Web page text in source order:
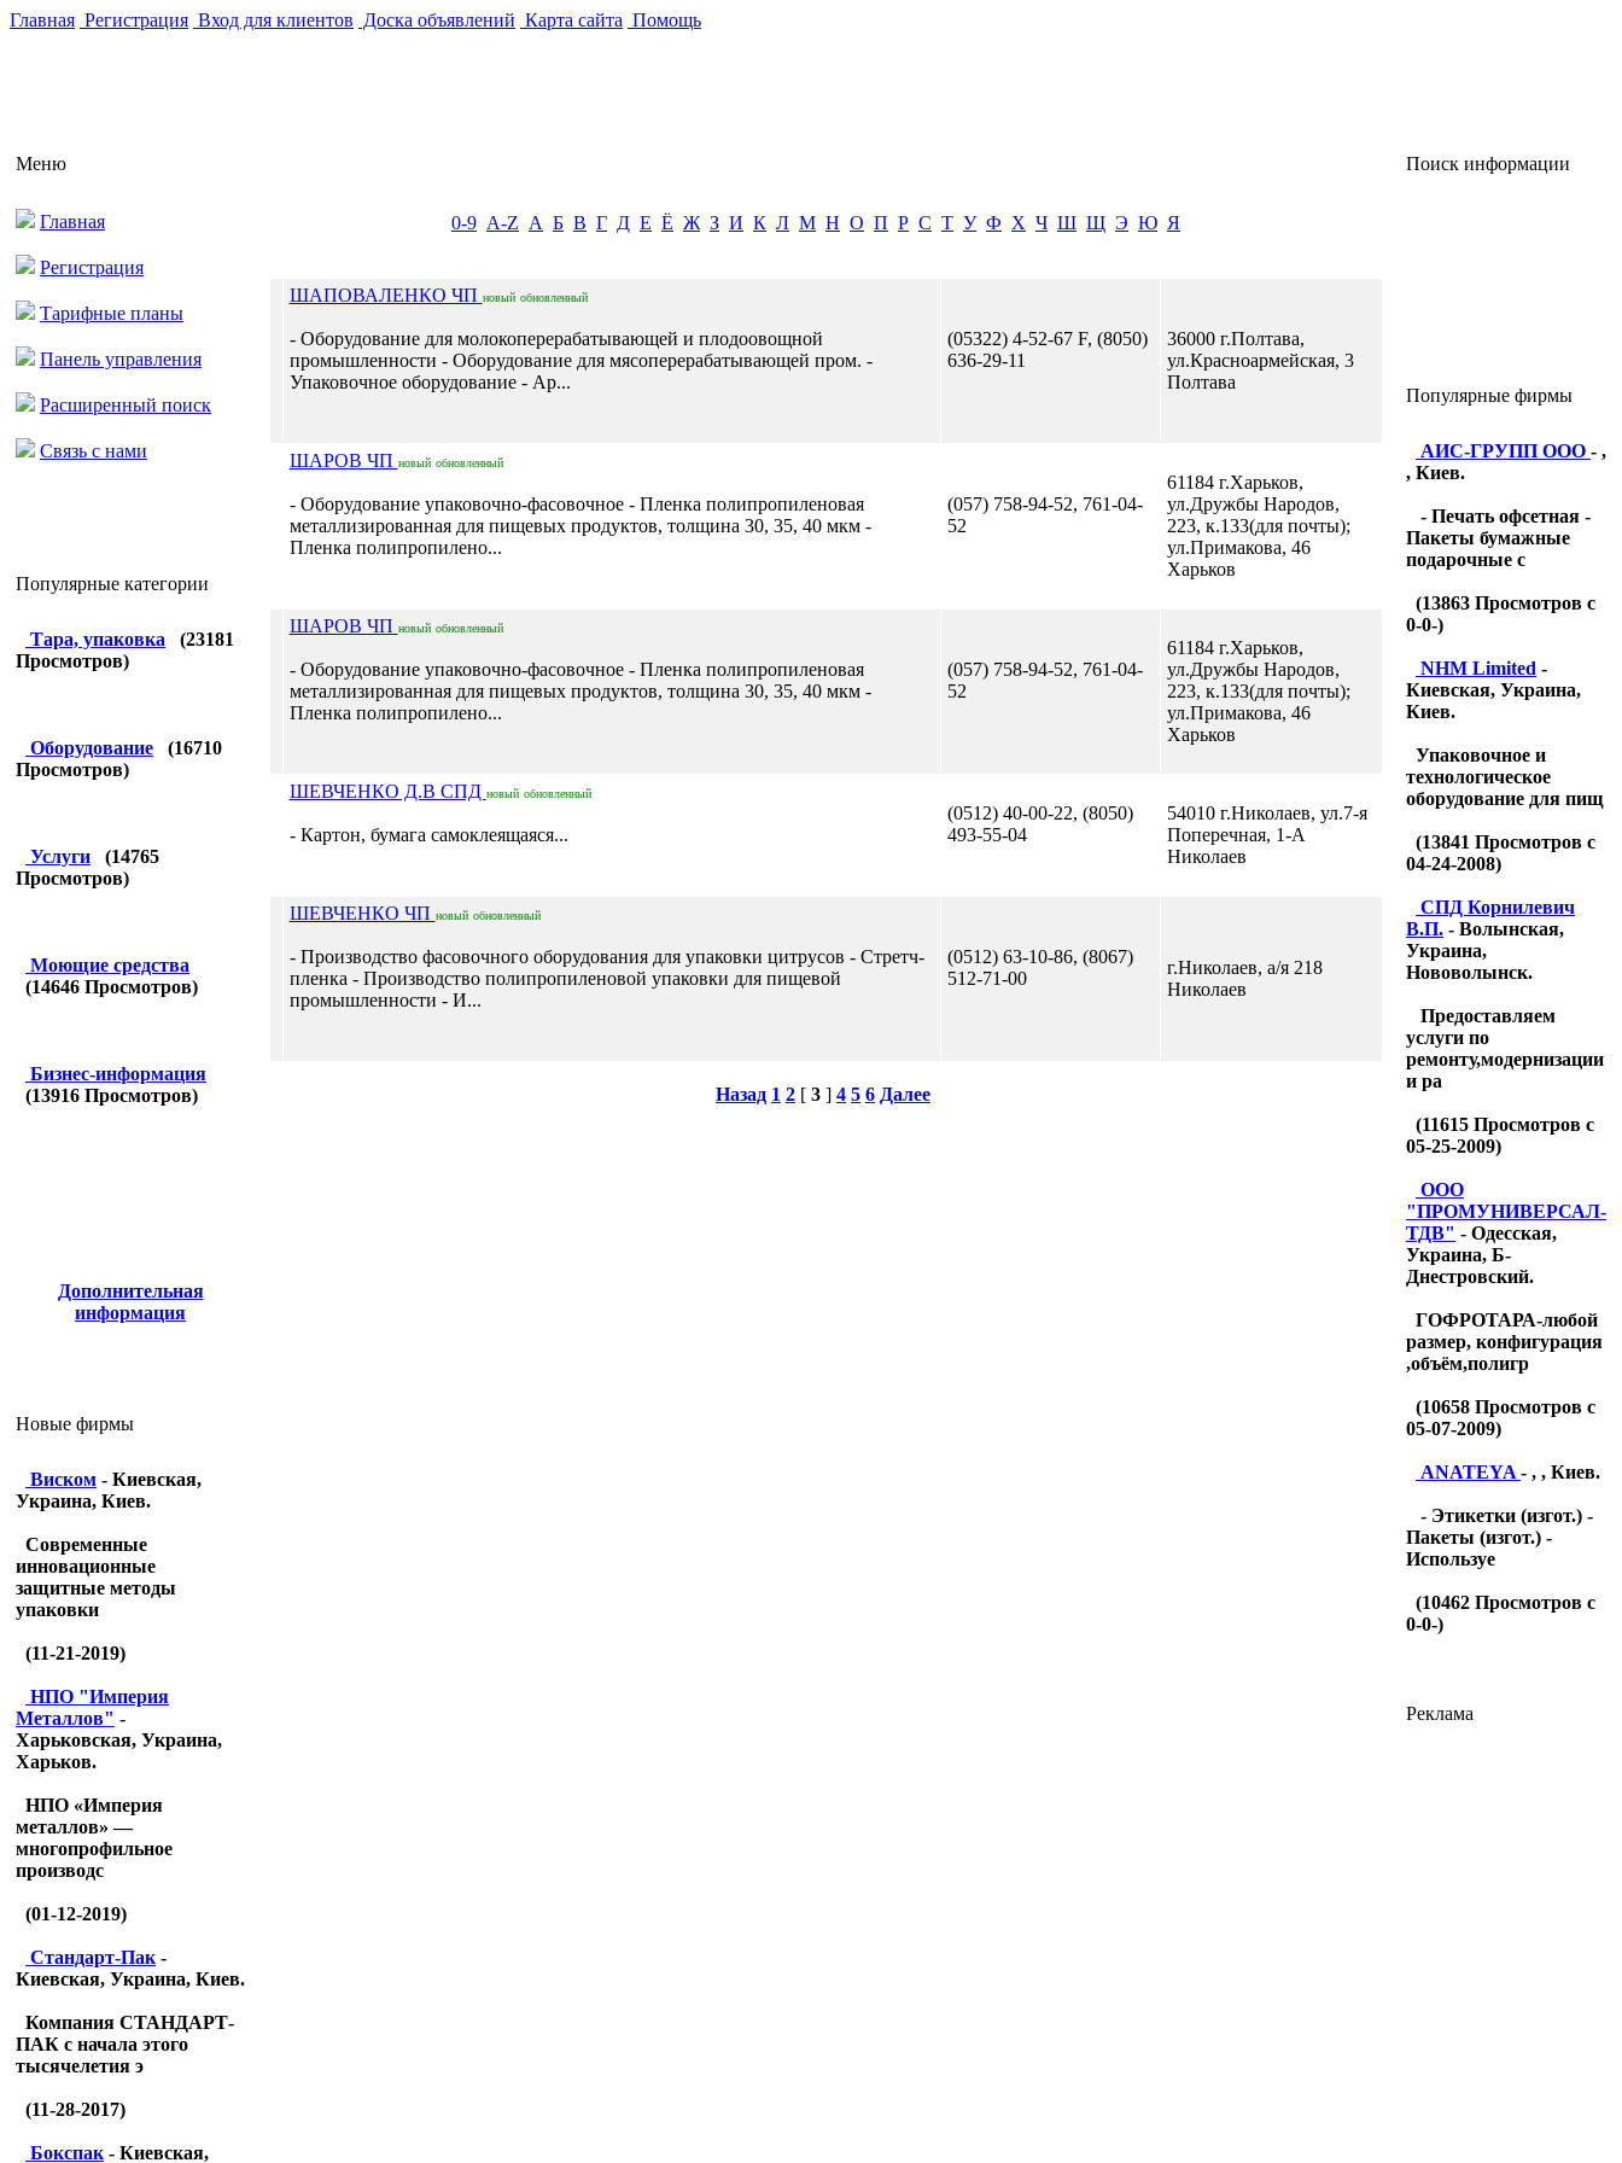
Главная Регистрация Вход для клиентов Доска объявлений Карта сайта Помощь
Меню
Главная
Регистрация
Тарифные планы
Панель управления
Расширенный поиск
Связь с нами
Популярные категории
Тара, упаковка (23181
Просмотров)
Оборудование (16710
Просмотров)
Услуги (14765
Просмотров)
Моющие средства
(14646 Просмотров)
Бизнес-информация
(13916 Просмотров)
Дополнительная
информация
Новые фирмы
Виском - Киевская,
Украина, Киев.
Современные
инновационные
защитные методы
упаковки
(11-21-2019)
НПО "Империя
Металлов" -
Харьковская, Украина,
Харьков.
НПО «Империя
металлов» —
многопрофильное
производс
(01-12-2019)
Стандарт-Пак -
Киевская, Украина, Киев.
Компания СТАНДАРТ-
ПАК с начала этого
тысячелетия э
(11-28-2017)
Бокспак - Киевская,
0-9 A-Z А Б В Г Д Е Ё Ж З И К Л М Н О П Р С Т У Ф Х Ч Ш Щ Э Ю Я
ШАПОВАЛЕНКО ЧП новый обновленный
- Оборудование для молокоперерабатывающей и плодоовощной
промышленности - Оборудование для мясоперерабатывающей пром. -
Упаковочное оборудование - Ар...
(05322) 4-52-67 F, (8050)
636-29-11
36000 г.Полтава,
ул.Красноармейская, 3
Полтава
ШАРОВ ЧП новый обновленный
- Оборудование упаковочно-фасовочное - Пленка полипропиленовая
металлизированная для пищевых продуктов, толщина 30, 35, 40 мкм -
Пленка полипропилено...
(057) 758-94-52, 761-04-
52
61184 г.Харьков,
ул.Дружбы Народов,
223, к.133(для почты);
ул.Примакова, 46
Харьков
ШАРОВ ЧП новый обновленный
- Оборудование упаковочно-фасовочное - Пленка полипропиленовая
металлизированная для пищевых продуктов, толщина 30, 35, 40 мкм -
Пленка полипропилено...
(057) 758-94-52, 761-04-
52
61184 г.Харьков,
ул.Дружбы Народов,
223, к.133(для почты);
ул.Примакова, 46
Харьков
ШЕВЧЕНКО Д.В СПД новый обновленный
- Картон, бумага самоклеящаяся...
(0512) 40-00-22, (8050)
493-55-04
54010 г.Николаев, ул.7-я
Поперечная, 1-А
Николаев
ШЕВЧЕНКО ЧП новый обновленный
- Производство фасовочного оборудования для упаковки цитрусов - Стретч-
пленка - Производство полипропиленовой упаковки для пищевой
промышленности - И...
(0512) 63-10-86, (8067)
512-71-00
г.Николаев, а/я 218
Николаев
Назад 1 2 [ 3 ] 4 5 6 Далее
Поиск информации
Популярные фирмы
АИС-ГРУПП ООО - ,
, Киев.
- Печать офсетная -
Пакеты бумажные
подарочные с
(13863 Просмотров с
0-0-)
NHM Limited -
Киевская, Украина,
Киев.
Упаковочное и
технологическое
оборудование для пищ
(13841 Просмотров с
04-24-2008)
CПД Корнилевич
В.П. - Волынская,
Украина,
Нововолынск.
Предоставляем
услуги по
ремонту,модернизации
и ра
(11615 Просмотров с
05-25-2009)
OOO
"ПРОМУНИВЕРСАЛ-
ТДB" - Одесская,
Украина, Б-
Днестровский.
ГОФРОТАРА-любой
размер, конфигурация
,объём,полигр
(10658 Просмотров с
05-07-2009)
ANATEYA - , , Киев.
- Этикетки (изгот.) -
Пакеты (изгот.) -
Используе
(10462 Просмотров с
0-0-)
Реклама